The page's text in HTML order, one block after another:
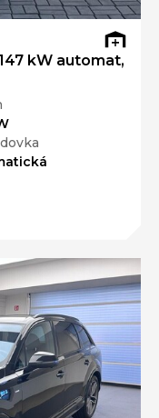
kW automat,